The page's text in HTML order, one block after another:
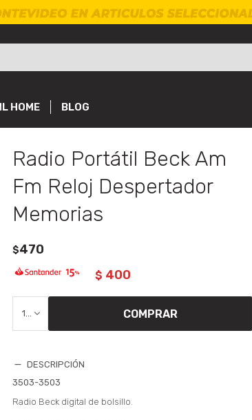
HOME BLOG
Radio Portátil Beck Am
Fm Reloj Despertador
Memorias
$470
$ 400
COMPRAR
DESCRIPCIÓN
3503-3503
Radio Beck digital de bolsillo.